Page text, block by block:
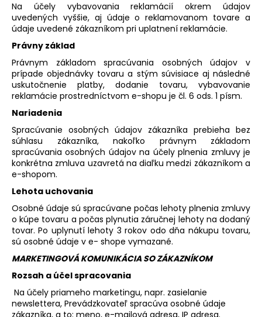
Na účely vybavovania reklamácií okrem údajov
uvedených vyššie, aj údaje o reklamovanom tovare a
údaje uvedené zákazníkom pri uplatnení reklamácie.
Právny základ
Právnym základom spracúvania osobných údajov v
prípade objednávky tovaru a stým súvisiace aj následné
uskutočnenie platby, dodanie tovaru, vybavovanie
reklamácie prostredníctvom e-shopu je čl. 6 ods. 1 písm.
Nariadenia
Spracúvanie osobných údajov zákazníka prebieha bez
súhlasu zákazníka, nakoľko právnym základom
spracúvania osobných údajov na účely plnenia zmluvy je
konkrétna zmluva uzavretá na diaľku medzi zákazníkom a
e-shopom.
Lehota uchovania
Osobné údaje sú spracúvane počas lehoty plnenia zmluvy
o kúpe tovaru a počas plynutia záručnej lehoty na dodaný
tovar. Po uplynutí lehoty 3 rokov odo dňa nákupu tovaru,
sú osobné údaje v e- shope vymazané.
MARKETINGOVÁ KOMUNIKÁCIA SO ZÁKAZNÍKOM
Rozsah a účel spracovania
Na účely priameho marketingu, napr. zasielanie
newslettera, Prevádzkovateľ spracúva osobné údaje
zákazníka, a to: meno, e-mailová adresa, IP adresa.